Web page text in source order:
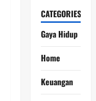
CATEGORIES
Gaya Hidup
Home
Keuangan